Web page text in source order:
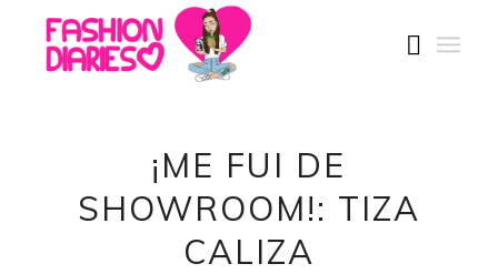
¡ME FUI DE
SHOWROOM!: TIZA
CALIZA